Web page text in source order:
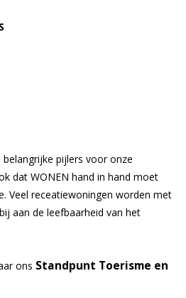
pijlers voor onze
dat WONEN hand in hand moet
Veel receatiewoningen worden met
aan de leefbaarheid van het
ons Standpunt Toerisme en